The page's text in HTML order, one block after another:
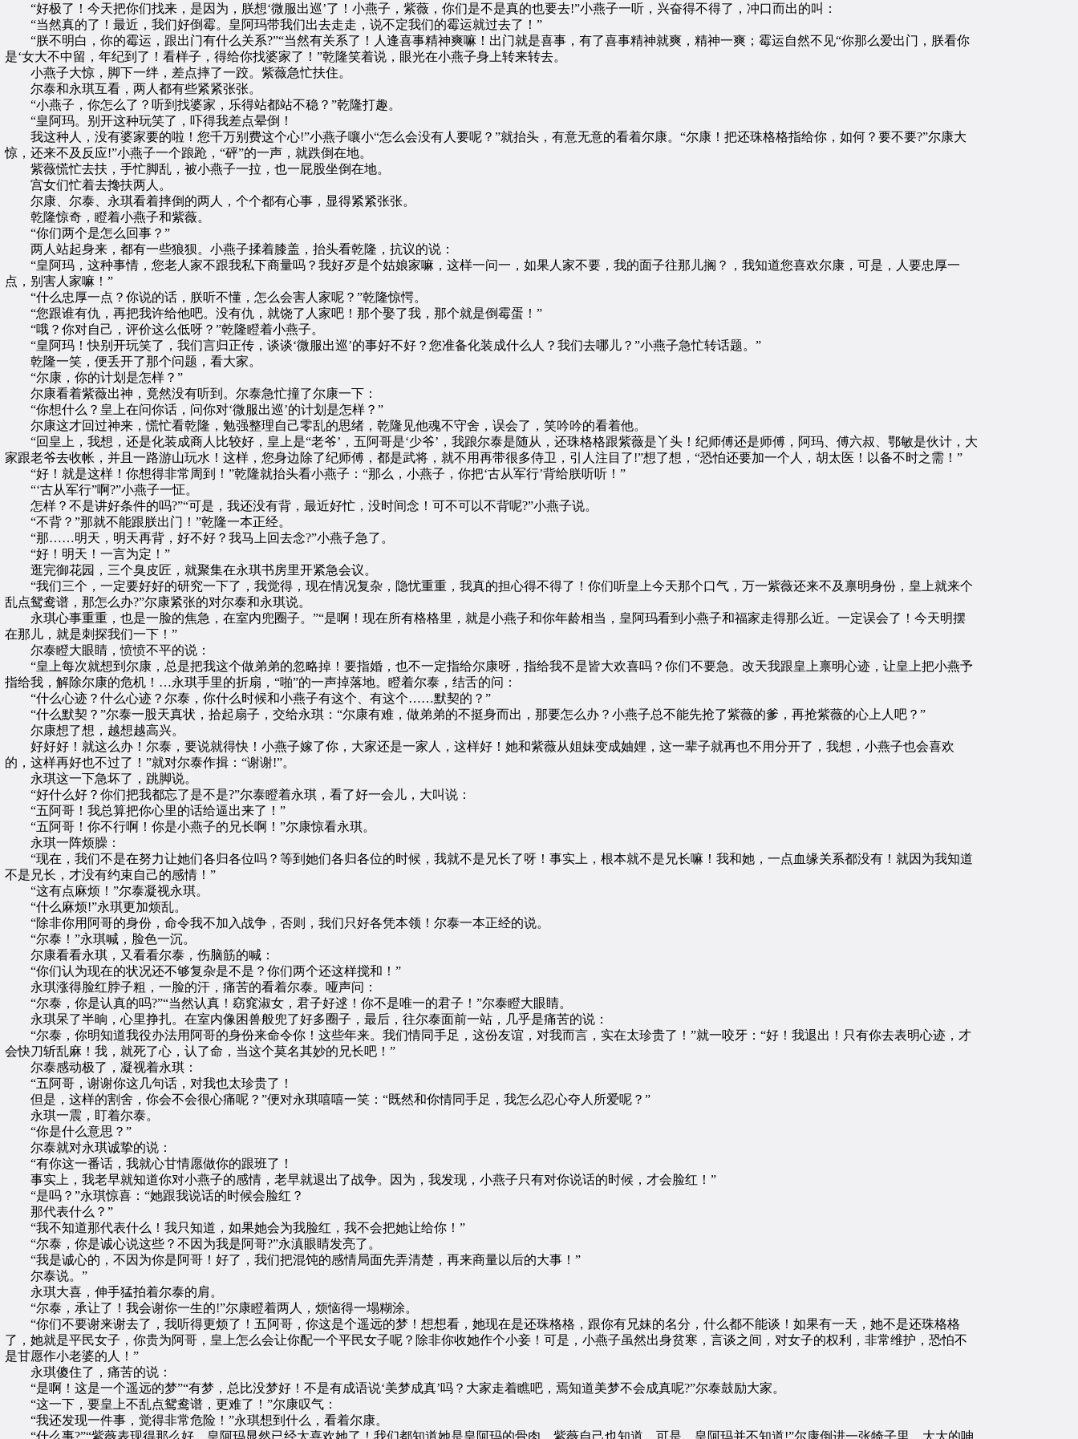
“好极了！今天把你们找来，是因为，朕想‘微服出巡’了！小燕子，紫薇，你们是不是真的也要去!”小燕子一听，兴奋得不得了，冲口而出的叫：
“当然真的了！最近，我们好倒霉。皇阿玛带我们出去走走，说不定我们的霉运就过去了！”
“朕不明白，你的霉运，跟出门有什么关系?”“当然有关系了！人逢喜事精神爽嘛！出门就是喜事，有了喜事精神就爽，精神一爽；霉运自然不见“你那么爱出门，朕看你
是‘女大不中留，年纪到了！看样子，得给你找婆家了！”乾隆笑着说，眼光在小燕子身上转来转去。
小燕子大惊，脚下一绊，差点摔了一跤。紫薇急忙扶住。
尔泰和永琪互看，两人都有些紧紧张张。
“小燕子，你怎么了？听到找婆家，乐得站都站不稳？”乾隆打趣。
“皇阿玛。别开这种玩笑了，吓得我差点晕倒！
我这种人，没有婆家要的啦！您千万别费这个心!”小燕子嚷小“怎么会没有人要呢？”就抬头，有意无意的看着尔康。“尔康！把还珠格格指给你，如何？要不要?”尔康大
惊，还来不及反应!”小燕子一个踉跄，“砰”的一声，就跌倒在地。
紫薇慌忙去扶，手忙脚乱，被小燕子一拉，也一屁股坐倒在地。
宫女们忙着去搀扶两人。
尔康、尔泰、永琪看着摔倒的两人，个个都有心事，显得紧紧张张。
乾隆惊奇，瞪着小燕子和紫薇。
“你们两个是怎么回事？”
两人站起身来，都有一些狼狈。小燕子揉着膝盖，抬头看乾隆，抗议的说：
“皇阿玛，这种事情，您老人家不跟我私下商量吗？我好歹是个姑娘家嘛，这样一问一，如果人家不要，我的面子往那儿搁？，我知道您喜欢尔康，可是，人要忠厚一
点，别害人家嘛！”
“什么忠厚一点？你说的话，朕听不懂，怎么会害人家呢？”乾隆惊愕。
“您跟谁有仇，再把我许给他吧。没有仇，就饶了人家吧！那个娶了我，那个就是倒霉蛋！”
“哦？你对自己，评价这么低呀？”乾隆瞪着小燕子。
“皇阿玛！快别开玩笑了，我们言归正传，谈谈‘微服出巡’的事好不好？您准备化装成什么人？我们去哪儿？”小燕子急忙转话题。”
乾隆一笑，便丢开了那个问题，看大家。
“尔康，你的计划是怎样？”
尔康看着紫薇出神，竟然没有听到。尔泰急忙撞了尔康一下：
“你想什么？皇上在问你话，问你对‘微服出巡’的计划是怎样？”
尔康这才回过神来，慌忙看乾隆，勉强整理自己零乱的思绪，乾隆见他魂不守舍，误会了，笑吟吟的看着他。
“回皇上，我想，还是化装成商人比较好，皇上是“老爷’，五阿哥是‘少爷’，我踉尔泰是随从，还珠格格跟紫薇是丫头！纪师傅还是师傅，阿玛、傅六叔、鄂敏是伙计，大
家跟老爷去收帐，并且一路游山玩水！这样，您身边除了纪师傅，都是武将，就不用再带很多侍卫，引人注目了!”想了想，“恐怕还要加一个人，胡太医！以备不时之需！”
“好！就是这样！你想得非常周到！”乾隆就抬头看小燕子：“那么，小燕子，你把‘古从军行’背给朕听听！”
“‘古从军行”啊?”小燕子一怔。
怎样？不是讲好条件的吗?”“可是，我还没有背，最近好忙，没时间念！可不可以不背呢?”小燕子说。
“不背？”那就不能跟朕出门！”乾隆一本正经。
“那……明天，明天再背，好不好？我马上回去念?”小燕子急了。
“好！明天！一言为定！”
逛完御花园，三个臭皮匠，就聚集在永琪书房里开紧急会议。
“我们三个，一定要好好的研究一下了，我觉得，现在情况复杂，隐忧重重，我真的担心得不得了！你们听皇上今天那个口气，万一紫薇还来不及禀明身份，皇上就来个
乱点鸳鸯谱，那怎么办?”尔康紧张的对尔泰和永琪说。
永琪心事重重，也是一脸的焦急，在室内兜圈子。”“是啊！现在所有格格里，就是小燕子和你年龄相当，皇阿玛看到小燕子和福家走得那么近。一定误会了！今天明摆
在那儿，就是刺探我们一下！”
尔泰瞪大眼睛，愤愤不平的说：
“皇上每次就想到尔康，总是把我这个做弟弟的忽略掉！要指婚，也不一定指给尔康呀，指给我不是皆大欢喜吗？你们不要急。改天我跟皇上禀明心迹，让皇上把小燕予
指给我，解除尔康的危机！…永琪手里的折扇，“啪”的一声掉落地。瞪着尔泰，结舌的问：
“什么心迹？什么心迹？尔泰，你什么时候和小燕子有这个、有这个……默契的？”
“什么默契？”尔泰一股天真状，拾起扇子，交给永琪：“尔康有难，做弟弟的不挺身而出，那要怎么办？小燕子总不能先抢了紫薇的爹，再抢紫薇的心上人吧？”
尔康想了想，越想越高兴。
好好好！就这么办！尔泰，要说就得快！小燕子嫁了你，大家还是一家人，这样好！她和紫薇从姐妹变成妯娌，这一辈子就再也不用分开了，我想，小燕子也会喜欢
的，这样再好也不过了！”就对尔泰作揖：“谢谢!”。
永琪这一下急坏了，跳脚说。
“好什么好？你们把我都忘了是不是?”尔泰瞪着永琪，看了好一会儿，大叫说：
“五阿哥！我总算把你心里的话给逼出来了！”
“五阿哥！你不行啊！你是小燕子的兄长啊！”尔康惊看永琪。
永琪一阵烦臊：
“现在，我们不是在努力让她们各归各位吗？等到她们各归各位的时候，我就不是兄长了呀！事实上，根本就不是兄长嘛！我和她，一点血缘关系都没有！就因为我知道
不是兄长，才没有约束自己的感情！”
“这有点麻烦！”尔泰凝视永琪。
“什么麻烦!”永琪更加烦乱。
“除非你用阿哥的身份，命令我不加入战争，否则，我们只好各凭本领！尔泰一本正经的说。
“尔泰！”永琪喊，脸色一沉。
尔康看看永琪，又看看尔泰，伤脑筋的喊：
“你们认为现在的状况还不够复杂是不是？你们两个还这样搅和！”
永琪涨得脸红脖子粗，一脸的汗，痛苦的看着尔泰。哑声问：
“尔泰，你是认真的吗?”“当然认真！窈窕淑女，君子好逑！你不是唯一的君子！”尔泰瞪大眼睛。
永琪呆了半晌，心里挣扎。在室内像困兽般兜了好多圈子，最后，往尔泰面前一站，几乎是痛苦的说：
“尔泰，你明知道我役办法用阿哥的身份来命令你！这些年来。我们情同手足，这份友谊，对我而言，实在太珍贵了！”就一咬牙：“好！我退出！只有你去表明心迹，才
会快刀斩乱麻！我，就死了心，认了命，当这个莫名其妙的兄长吧！”
尔泰感动极了，凝视着永琪：
“五阿哥，谢谢你这几句话，对我也太珍贵了！
但是，这样的割舍，你会不会很心痛呢？”便对永琪嘻嘻一笑：“既然和你情同手足，我怎么忍心夺人所爱呢？”
永琪一震，盯着尔泰。
“你是什么意思？”
尔泰就对永琪诚挚的说：
“有你这一番话，我就心甘情愿做你的跟班了！
事实上，我老早就知道你对小燕子的感情，老早就退出了战争。因为，我发现，小燕子只有对你说话的时候，才会脸红！”
“是吗？”永琪惊喜：“她跟我说话的时候会脸红？
那代表什么？”
“我不知道那代表什么！我只知道，如果她会为我脸红，我不会把她让给你！”
“尔泰，你是诚心说这些？不因为我是阿哥?”永滇眼睛发亮了。
“我是诚心的，不因为你是阿哥！好了，我们把混饨的感情局面先弄清楚，再来商量以后的大事！”
尔泰说。”
永琪大喜，伸手猛拍着尔泰的肩。
“尔泰，承让了！我会谢你一生的!”尔康瞪着两人，烦恼得一塌糊涂。
“你们不要谢来谢去了，我听得更烦了！五阿哥，你这是个遥远的梦！想想看，她现在是还珠格格，跟你有兄妹的名分，什么都不能谈！如果有一天，她不是还珠格格
了，她就是平民女子，你贵为阿哥，皇上怎么会让你配一个平民女子呢？除非你收她作个小妾！可是，小燕子虽然出身贫寒，言谈之间，对女子的权利，非常维护，恐怕不
是甘愿作小老婆的人！”
永琪傻住了，痛苦的说：
“是啊！这是一个遥远的梦”“有梦，总比没梦好！不是有成语说‘美梦成真’吗？大家走着瞧吧，焉知道美梦不会成真呢?”尔泰鼓励大家。
“这一下，要皇上不乱点鸳鸯谱，更难了！”尔康叹气：
“我还发现一件事，觉得非常危险！”永琪想到什么，看着尔康。
“什么事?”“紫薇表现得那么好，皇阿玛显然已经太喜欢她了！我们都知道她是皇阿玛的骨肉，紫薇自己也知道。可是，皇阿玛并不知道!”尔康倒进一张犄子里，大大的呻